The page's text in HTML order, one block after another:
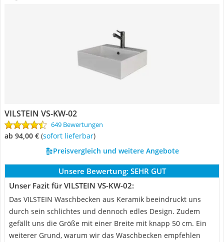
VILSTEIN VS-KW-02
649 Bewertungen
ab 94,00 € ( Sofort lieferbar)
Preisvergleich und weitere Angebote
Unsere Bewertung: SEHR GUT
Unser Fazit für VILSTEIN VS-KW-02:
Das VILSTEIN Waschbecken aus Keramik beeindruckt uns
durch sein schlichtes und dennoch edles Design. Zudem
gefällt uns die Größe mit einer Breite mit knapp 50 cm. Ein
weiterer Grund, warum wir das Waschbecken empfehlen